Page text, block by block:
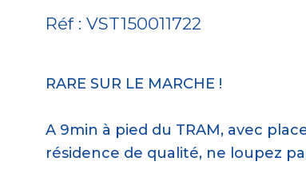
Réf : VST150011722
RARE SUR LE MARCHE !
A 9min à pied du TRAM, avec
résidence de qualité, ne loupez